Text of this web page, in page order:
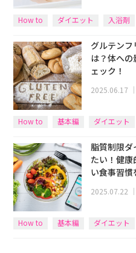
How to ダイエット 入浴剤
グルテンフ
は？体へ
ェック！
2025.06.17
How to 基本編 ダイエット
脂質制限ダ
たい！健
い食事習慣
2025.07.22
How to 基本編 ダイエット